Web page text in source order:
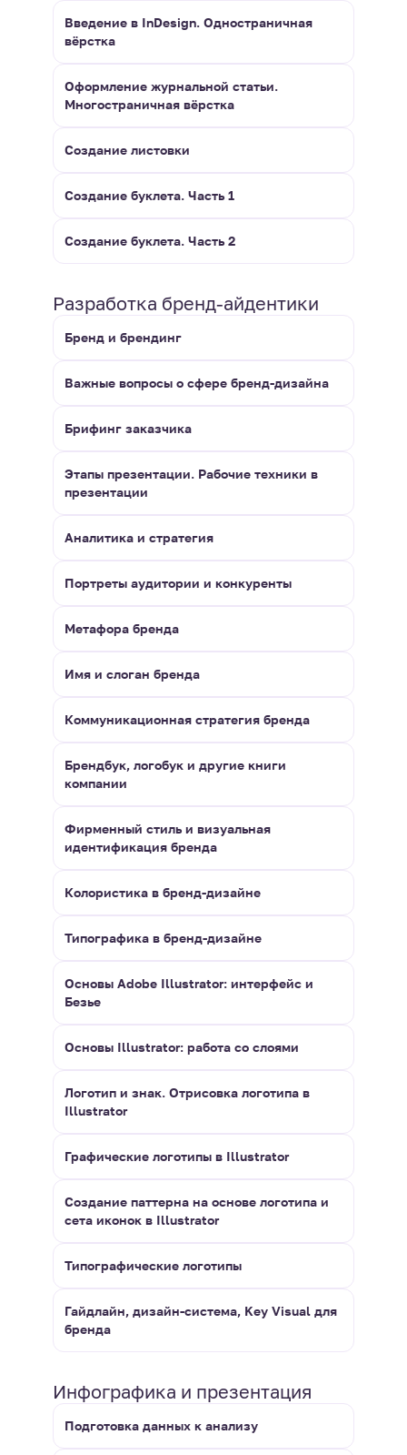
Введение в InDesign. Одностраничная
вёрстка
Оформление журнальной статьи.
Многостраничная вёрстка
Создание листовки
Создание буклета. Часть 1
Создание буклета. Часть 2
Разработка бренд-айдентики
Бренд и брендинг
Важные вопросы о сфере бренд-дизайна
Брифинг заказчика
Этапы презентации. Рабочие техники в
презентации
Аналитика и стратегия
Портреты аудитории и конкуренты
Метафора бренда
Имя и слоган бренда
Коммуникационная стратегия бренда
Брендбук, логобук и другие книги
компании
Фирменный стиль и визуальная
идентификация бренда
Колористика в бренд-дизайне
Типографика в бренд-дизайне
Основы Adobe Illustrator: интерфейс и
Безье
Основы Illustrator: работа со слоями
Логотип и знак. Отрисовка логотипа в
Illustrator
Графические логотипы в Illustrator
Создание паттерна на основе логотипа и
сета иконок в Illustrator
Типографические логотипы
Гайдлайн, дизайн-система, Key Visual для
бренда
Инфографика и презентация
Подготовка данных к анализу